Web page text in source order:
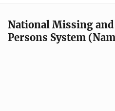
National Missing
Persons System